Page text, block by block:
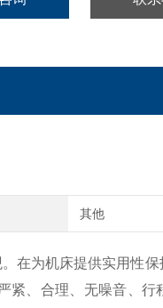
其他
在为机床提供实用性
紧、合理、无噪音、